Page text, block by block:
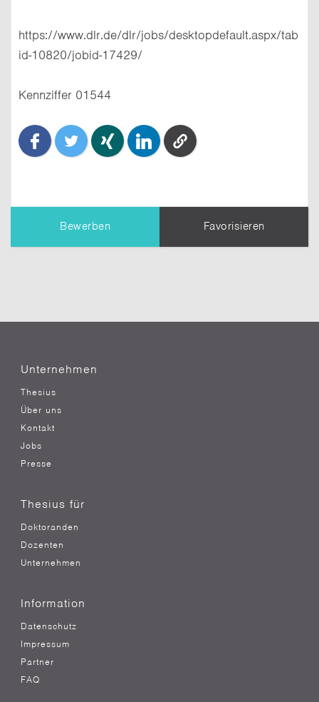
https://www.dlr.de/dlr/jobs/desktopdefault.aspx/tab
id-10820/jobid-17429/
Kennziffer 01544
übermittelt. Erziele einen besseren Eindruck,
Bewerben Favorisieren
Unternehmen
Thesius
Über uns
Kontakt
Jobs
Presse
Thesius für
Doktoranden
Dozenten
Unternehmen
Information
Datenschutz
Impressum
Partner
FAQ